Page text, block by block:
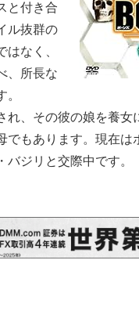
と付き合
ル抜群の
はなく、
、所長な
れ、その彼の娘を養女
でもあります。現在は
バジリと交際中です。